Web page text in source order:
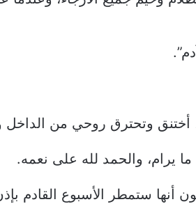
وتحترق روحي من الداخل
يرام، والحمد لله على نعمه.
أنها ستمطر الأسبوع القادم